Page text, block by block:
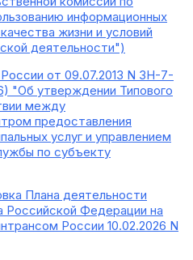
информационных
жизни и условий
деятельности")
от 09.07.2013 N ЗН-7-
"Об утверждении Типового
между
предоставления
услуг и управлением
по субъекту
Плана деятельности
Российской Федерации на
России 10.02.2026 N